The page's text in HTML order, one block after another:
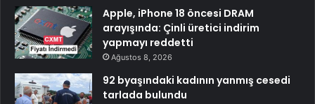
Apple, iPhone 18 öncesi DRAM
arayışında: Çinli üretici indirim
yapmayı reddetti
Ağustos 8, 2026
92 byaşındaki kadının yanmış cesedi
tarlada bulundu